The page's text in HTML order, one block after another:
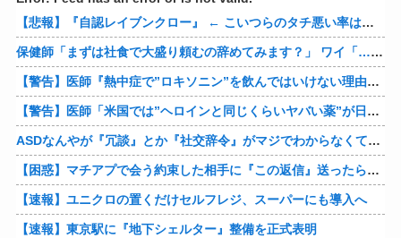
【悲報】『自認レイブンクロー』 ← こいつらのタチ悪い率は異常
保健師「まずは社食で大盛り頼むの辞めてみます？」 ワイ「…食っちゃいけないものを売ってるのか？」
【警告】医師『熱中症で”ロキソニン”を飲んではいけない理由がこれ』
【警告】医師「米国では”ヘロインと同じくらいヤバい薬”が日本では平気で処方されてる」
ASDなんやが『冗談』とか『社交辞令』がマジでわからなくて怖い
【困惑】マチアプで会う約束した相手に『この返信』送ったらブロックされたんやが…
【速報】ユニクロの置くだけセルフレジ、スーパーにも導入へ
【速報】東京駅に『地下シェルター』整備を正式表明